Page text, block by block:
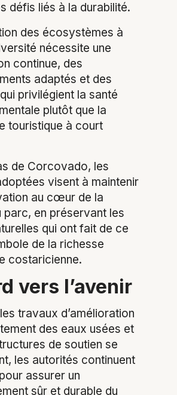
défis liés à la durabilité.
des écosystèmes à
nécessite une
continue, des
adaptés et des
privilégient la santé
plutôt que la
touristique à court
de Corcovado, les
visent à maintenir
au cœur de la
parc, en préservant les
qui ont fait de ce
de la richesse
costaricienne.
vers l’avenir
travaux d’amélioration
des eaux usées et
de soutien se
les autorités continuent
assurer un
sûr et durable du